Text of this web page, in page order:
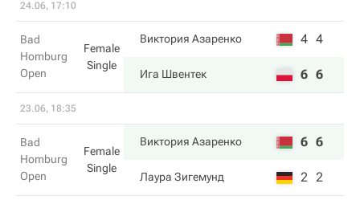
24.06, 17:10
Bad
Homburg
Open
Female
Single
Виктория Азаренко 4 4
Ига Швентек 6 6
23.06, 18:35
Bad
Homburg
Open
Female
Single
Виктория Азаренко 6 6
Лаура Зигемунд 2 2